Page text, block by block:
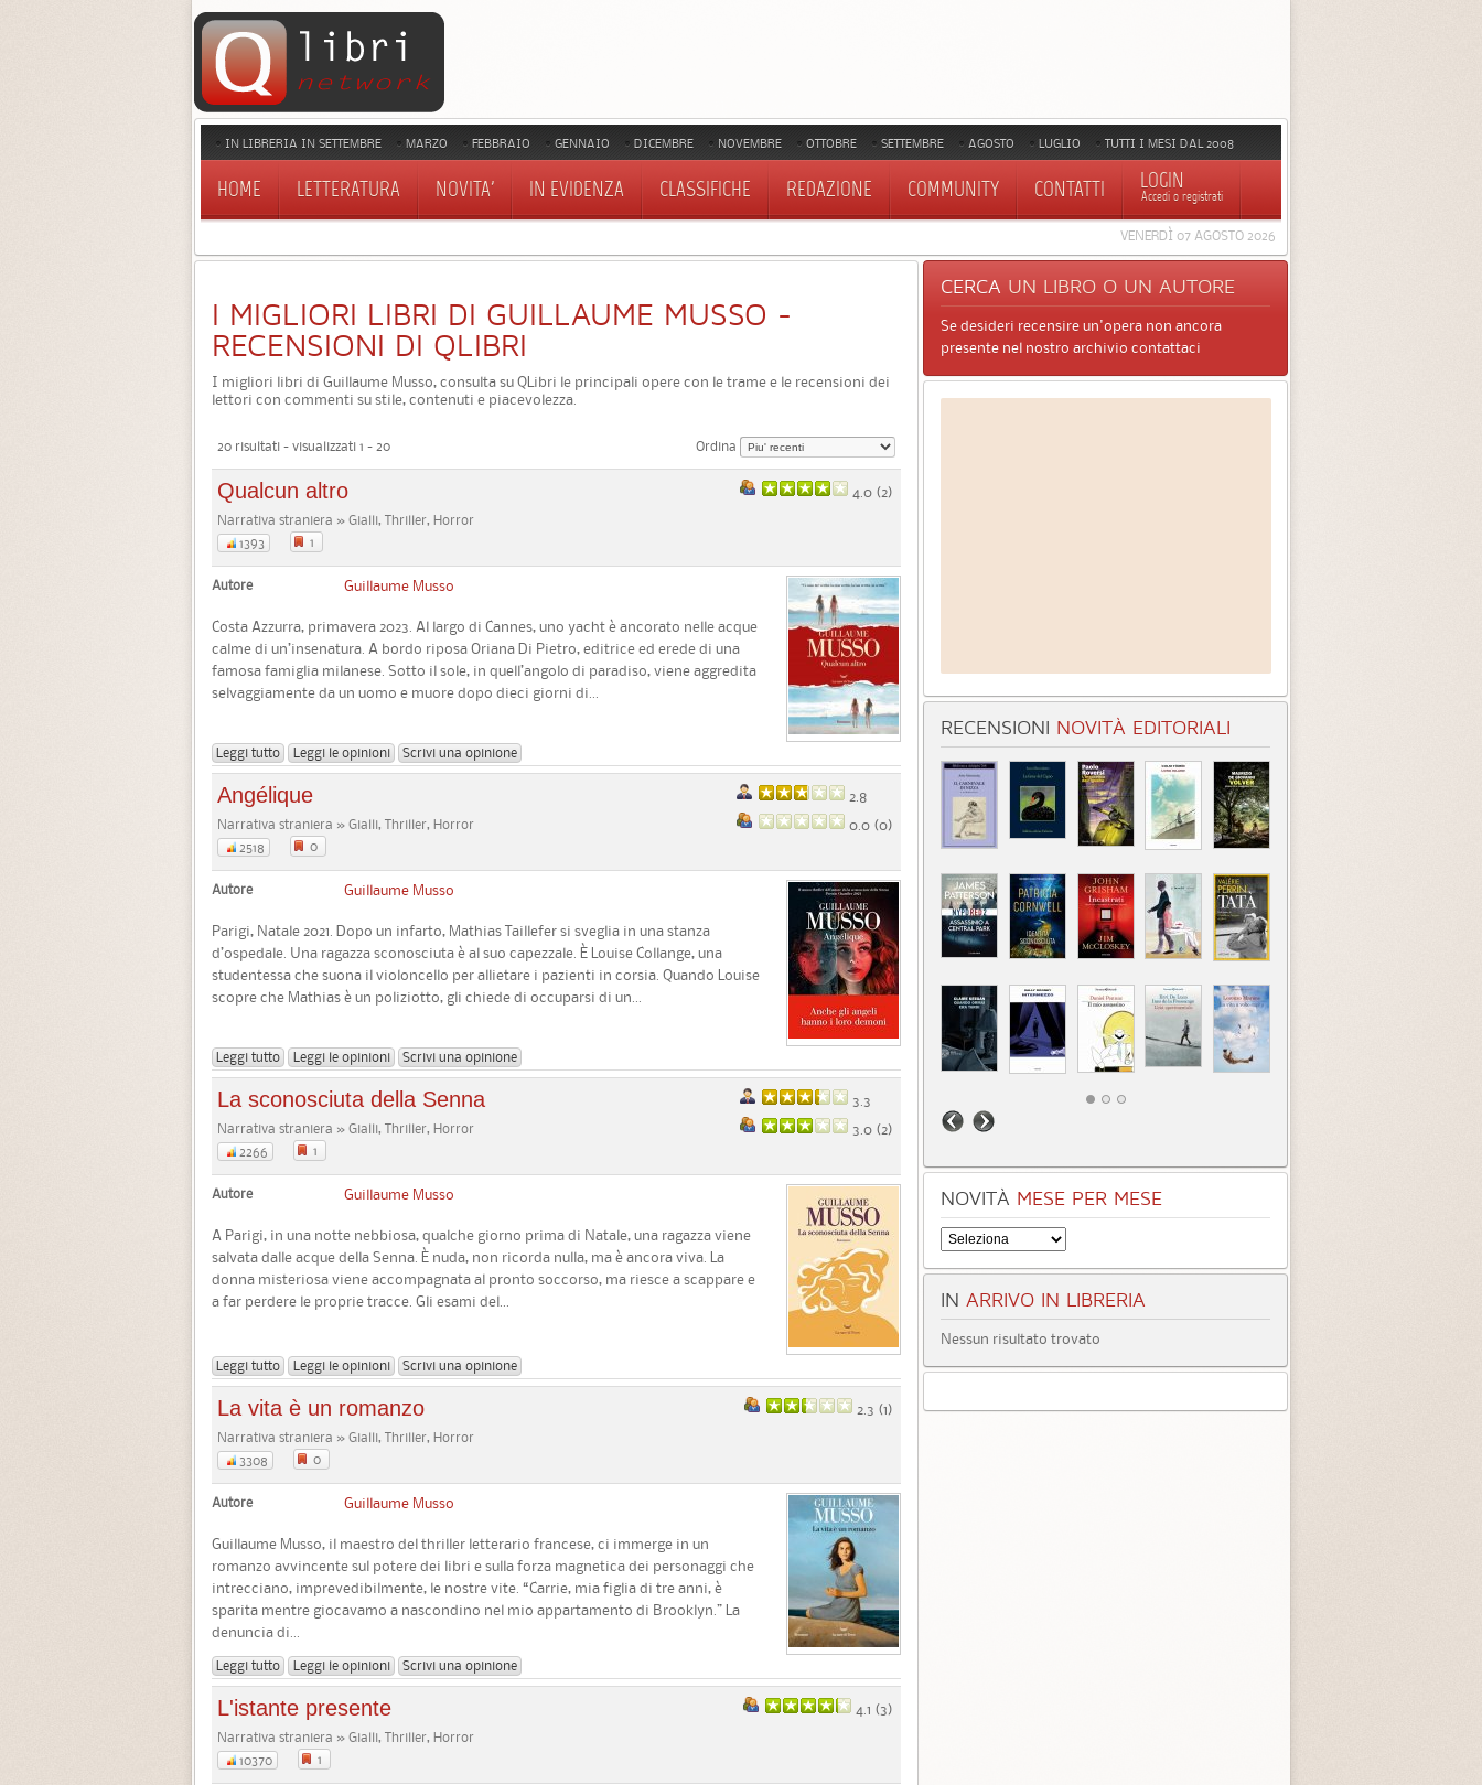
IN LIBRERIA IN SETTEMBRE MARZO FEBBRAIO GENNAIO DICEMBRE NOVEMBRE OTTOBRE SETTEMBRE AGOSTO LUGLIO TUTTI I MESI DAL 2008
HOME LETTERATURA NOVITA' IN EVIDENZA CLASSIFICHE REDAZIONE COMMUNITY CONTATTI LOGIN
Accedi o registrati
VENERDÌ 07 AGOSTO 2026
I MIGLIORI LIBRI DI GUILLAUME MUSSO -
RECENSIONI DI QLIBRI
I migliori libri di Guillaume Musso, consulta su QLibri le principali opere con le trame e le recensioni dei
lettori con commenti su stile, contenuti e piacevolezza.
20 risultati - visualizzati 1 - 20 Ordina
4.0 (2)
Qualcun altro
Narrativa straniera » Gialli, Thriller, Horror
1393
1
Autore Guillaume Musso
Costa Azzurra, primavera 2023. Al largo di Cannes, uno yacht è ancorato nelle acque
calme di un’insenatura. A bordo riposa Oriana Di Pietro, editrice ed erede di una
famosa famiglia milanese. Sotto il sole, in quell’angolo di paradiso, viene aggredita
selvaggiamente da un uomo e muore dopo dieci giorni di...
Leggi tutto Leggi le opinioni Scrivi una opinione
2.8
0.0 (0)
Angélique
Narrativa straniera » Gialli, Thriller, Horror
2518
0
Autore Guillaume Musso
Parigi, Natale 2021. Dopo un infarto, Mathias Taillefer si sveglia in una stanza
d’ospedale. Una ragazza sconosciuta è al suo capezzale. È Louise Collange, una
studentessa che suona il violoncello per allietare i pazienti in corsia. Quando Louise
scopre che Mathias è un poliziotto, gli chiede di occuparsi di un...
Leggi tutto Leggi le opinioni Scrivi una opinione
3.3
3.0 (2)
La sconosciuta della Senna
Narrativa straniera » Gialli, Thriller, Horror
2266
1
Autore Guillaume Musso
A Parigi, in una notte nebbiosa, qualche giorno prima di Natale, una ragazza viene
salvata dalle acque della Senna. È nuda, non ricorda nulla, ma è ancora viva. La
donna misteriosa viene accompagnata al pronto soccorso, ma riesce a scappare e
a far perdere le proprie tracce. Gli esami del...
Leggi tutto Leggi le opinioni Scrivi una opinione
2.3 (1)
La vita è un romanzo
Narrativa straniera » Gialli, Thriller, Horror
3308
0
Autore Guillaume Musso
Guillaume Musso, il maestro del thriller letterario francese, ci immerge in un
romanzo avvincente sul potere dei libri e sulla forza magnetica dei personaggi che
intrecciano, imprevedibilmente, le nostre vite. “Carrie, mia figlia di tre anni, è
sparita mentre giocavamo a nascondino nel mio appartamento di Brooklyn.” La
denuncia di...
Leggi tutto Leggi le opinioni Scrivi una opinione
4.1 (3)
L'istante presente
Narrativa straniera » Gialli, Thriller, Horror
10370
1
CERCA UN LIBRO O UN AUTORE
Se desideri recensire un'opera non ancora
presente nel nostro archivio contattaci
RECENSIONI NOVITÀ EDITORIALI
NOVITÀ MESE PER MESE
IN ARRIVO IN LIBRERIA
Nessun risultato trovato